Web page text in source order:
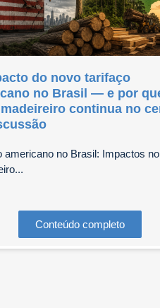
do novo tarifaço
no Brasil — e por
continua no
americano no Brasil: Impactos
Conteúdo completo